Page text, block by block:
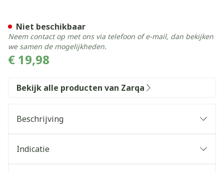
€ 19,98
Niet beschikbaar
Neem contact op met ons via telefoon of e-mail, dan bekijken
we samen de mogelijkheden.
Bekijk alle producten van Zarqa
Beschrijving
Indicatie